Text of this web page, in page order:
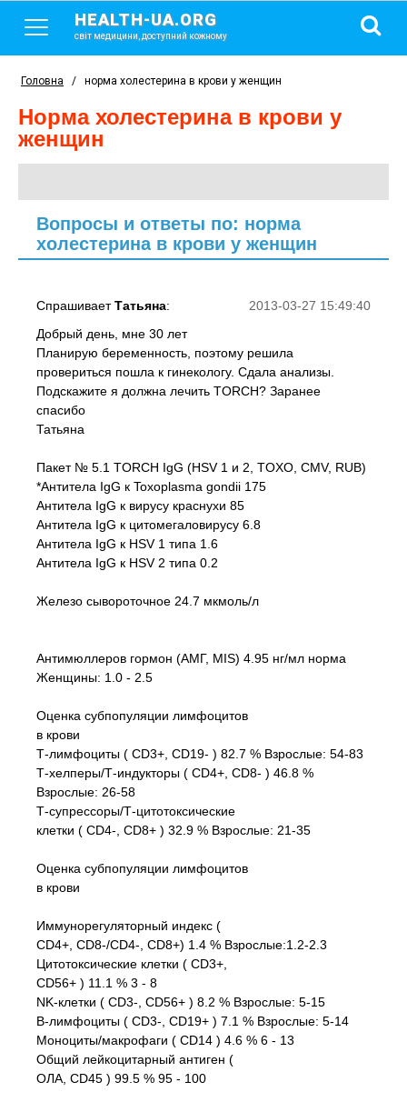
HEALTH-UA.ORG
світ медицини, доступний кожному
Головна / норма холестерина в крови у женщин
норма холестерина в крови у
женщин
Вопросы и ответы по: норма
холестерина в крови у женщин
2013-03-27 15:49:40
СпрашиваетТатьяна:
Добрый день, мне 30 лет
Планирую беременность, поэтому решила
провериться пошла к гинекологу. Сдала анализы.
Подскажите я должна лечить TORCH? Заранее
спасибо
Татьяна
Пакет № 5.1 TORCH IgG (HSV 1 и 2, TOXO, CMV, RUB)
*Антитела IgG к Toxoplasma gondii 175
Антитела IgG к вирусу краснухи 85
Антитела IgG к цитомегаловирусу 6.8
Антитела IgG к HSV 1 типа 1.6
Антитела IgG к HSV 2 типа 0.2
Железо сывороточное 24.7 мкмоль/л
Антимюллеров гормон (АМГ, MIS) 4.95 нг/мл норма
Женщины: 1.0 - 2.5
Оценка субпопуляции лимфоцитов
в крови
Т-лимфоциты ( CD3+, CD19- ) 82.7 % Взрослые: 54-83
Т-хелперы/Т-индукторы ( CD4+, CD8- ) 46.8 %
Взрослые: 26-58
Т-супрессоры/Т-цитотоксические
клетки ( CD4-, CD8+ ) 32.9 % Взрослые: 21-35
Оценка субпопуляции лимфоцитов
в крови
Иммунорегуляторный индекс (
CD4+, CD8-/CD4-, CD8+) 1.4 % Взрослые:1.2-2.3
Цитотоксические клетки ( CD3+,
CD56+ ) 11.1 % 3 - 8
NK-клетки ( CD3-, CD56+ ) 8.2 % Взрослые: 5-15
В-лимфоциты ( CD3-, CD19+ ) 7.1 % Взрослые: 5-14
Моноциты/макрофаги ( CD14 ) 4.6 % 6 - 13
Общий лейкоцитарный антиген (
ОЛА, CD45 ) 99.5 % 95 - 100